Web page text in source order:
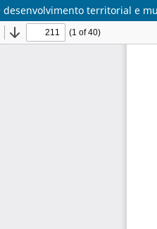
desenvolvimento territorial e